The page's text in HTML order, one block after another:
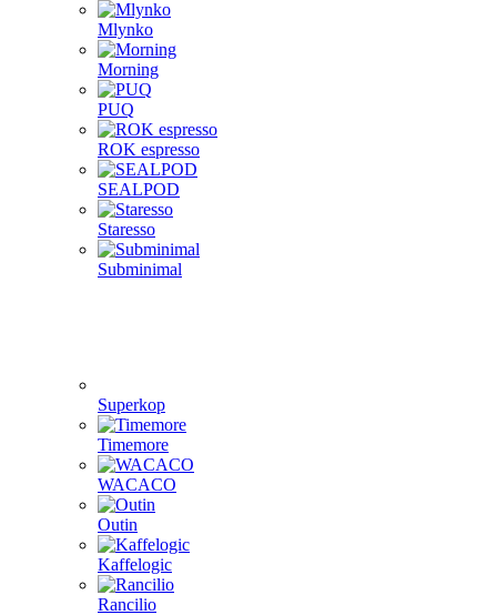
Mlynko
Morning
PUQ
ROK espresso
SEALPOD
Staresso
Subminimal
Superkop
Timemore
WACACO
Outin
Kaffelogic
Rancilio